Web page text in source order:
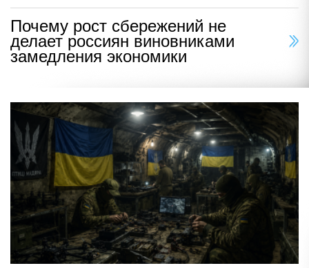
Почему рост сбережений не
делает россиян виновниками
замедления экономики